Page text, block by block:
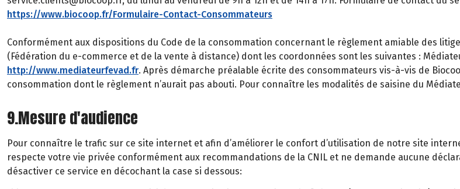
https://www.biocoop.fr/Formulaire-Contact-Consommateurs
Conformément aux dispositions du Code de la consommation concernant le règlement amiable des
(Fédération du e-commerce et de la vente à distance) dont les coordonnées sont les suivantes : Médiateur
http://www.mediateurfevad.fr. Après démarche préalable écrite des consommateurs vis-à-vis de
consommation dont le règlement n’aurait pas abouti. Pour connaître les modalités de saisine du
9.Mesure d'audience
Pour connaître le trafic sur ce site internet et afin d’améliorer le confort d’utilisation de notre site
respecte votre vie privée conformément aux recommandations de la CNIL et ne demande aucune
désactiver ce service en décochant la case si dessous: